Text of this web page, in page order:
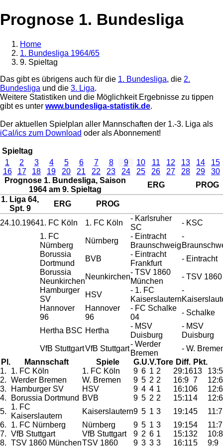
Prognose 1. Bundesliga
Home
1. Bundesliga 1964/65
9. Spieltag
Das gibt es übrigens auch für die 1. Bundesliga, die 2.
Bundesliga und die 3. Liga.
Weitere Statistiken und die Möglichkeit Ergebnisse zu tippen
gibt es unter www.bundesliga-statistik.de.
Der aktuellen Spielplan aller Mannschaften der 1.-3. Liga als
iCal/ics zum Download oder als Abonnement!
Spieltag
1
2 3 4 5 6 7 8 9 10 11 12 13 14
15
16
17 18 19 20 21 22 23 24 25 26 27 28 29
30
Prognose 1. Bundesliga, Saison
1964 am 9. Spieltag
ERG
PROG
1. Liga 64,
Spt. 9
ERG PROG
24.10.19641. FC Köln 1. FC Köln
- Karlsruher
SC
- KSC
1. FC
Nürnberg
Nürnberg
- Eintracht
Braunschweig
-
Borussia
Dortmund
BVB
- Eintracht
Frankfurt
- Eintracht
Borussia
Neunkirchen
Neunkirchen
- TSV 1860
München
- TSV 1860
Hamburger
SV
HSV
- 1. FC
Kaiserslautern
-
Hannover
96
Hannover
96
- FC Schalke
04
- Schalke
Hertha BSC Hertha
- MSV
Duisburg
- MSV
Duisburg
VfB StuttgartVfB Stuttgart
- Werder
Bremen
- W.
Pl.
Mannschaft Spiele G.U.V.Tore Diff. Pkt.
1.
1. FC Köln 1. FC Köln 9 6 1 2 29:1613
13:5
2. Werder Bremen W. Bremen 9 5 2 2 16:9 7
12:6
3.
Hamburger SV HSV 9 4 4 1 16:106
12:6
4.
Borussia Dortmund BVB 9 5 2 2 15:114
12:6
5.
1. FC
Kaiserslautern
Kaiserslautern9 5 1 3 19:145
11:7
6.
1. FC Nürnberg Nürnberg 9 5 1 3 19:154
11:7
7. VfB Stuttgart VfB Stuttgart 9 2 6 1 15:132
10:8
8. TSV 1860 MünchenTSV 1860 9 3 3 3 16:115 9:9